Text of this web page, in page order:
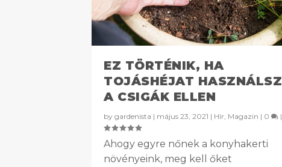
EZ TÖRTÉNIK, HA
TOJÁSHÉJAT HASZNÁLSZ
A CSIGÁK ELLEN
by gardenista | május 23, 2021 | Hír Magazin | 0 |
Ahogy egyre nőnek a konyhakerti
növényeink, meg kell őket